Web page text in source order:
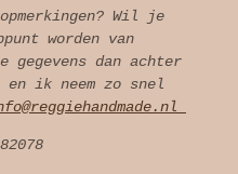
Wil je
worden van
gegevens dan achter
en ik neem zo snel